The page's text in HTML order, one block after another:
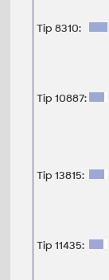
Tip 8310:
Tip 10887:
Tip 13815:
Tip 11435: